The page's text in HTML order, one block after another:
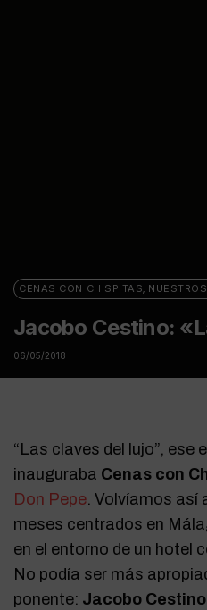
CENAS CON CHISPITAS,
Jacobo Cestino:
06/05/2018
“Las claves del lujo”, ese
inauguraba Cenas con
Don Pepe. Volvíamos así
meses centrados en
en el entorno de un hotel
No podía ser más
ponente: Jacobo Cestino